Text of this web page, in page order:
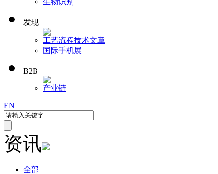
生物识别
发现
工艺流程技术文章
国际手机展
B2B
产业链
EN
资讯
全部